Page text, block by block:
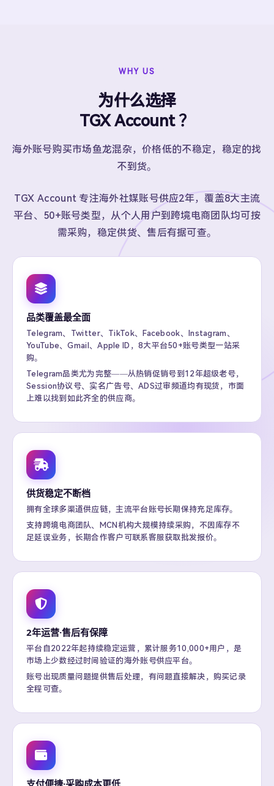
WHY US
为什么选择
TGX Account ？
海外账号购买市场鱼龙混杂，价格低的不稳定，稳定的找
不到货。
TGX Account 专注海外社媒账号供应2年，覆盖8大主流
平台、50+账号类型，从个人用户到跨境电商团队均可按
需采购，稳定供货、售后有据可查。
品类覆盖最全面
Telegram、Twitter、TikTok、Facebook、Instagram、
YouTube、Gmail、Apple ID，8大平台50+账号类型一站采
购。
Telegram品类尤为完整——从热销促销号到12年超级老号，
Session协议号、实名广告号、ADS过审频道均有现货，市面
上难以找到如此齐全的供应商。
供货稳定不断档
拥有全球多渠道供应链，主流平台账号长期保持充足库存。
支持跨境电商团队、MCN机构大规模持续采购，不因库存不
足延误业务，长期合作客户可联系客服获取批发报价。
2年运营·售后有保障
平台自2022年起持续稳定运营，累计服务10,000+用户，是
市场上少数经过时间验证的海外账号供应平台。
账号出现质量问题提供售后处理，有问题直接解决，购买记录
全程可查。
支付便捷·采购成本更低